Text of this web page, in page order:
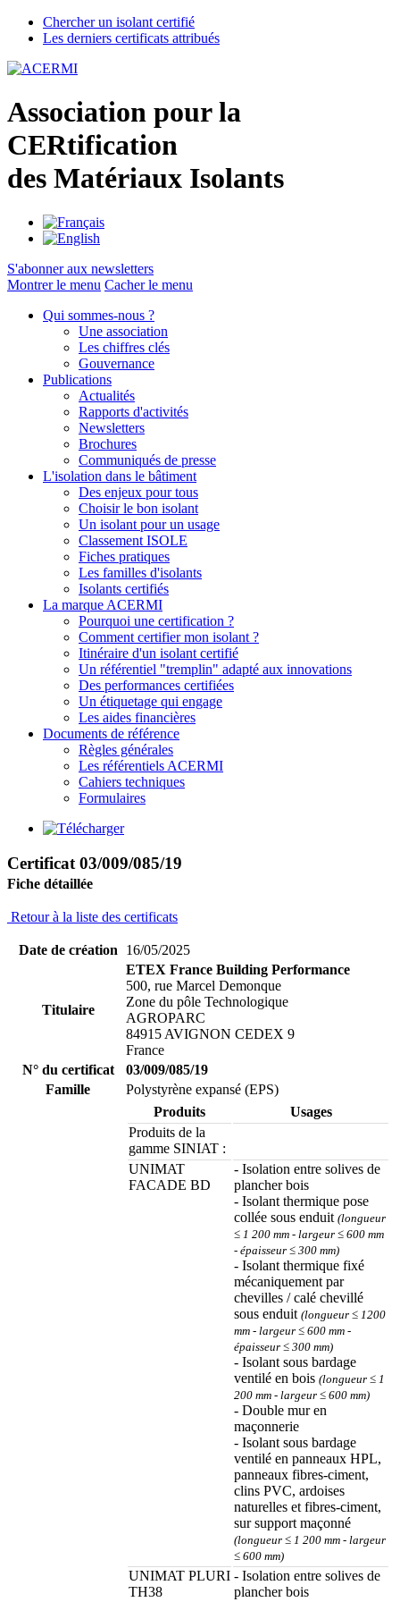
Chercher un isolant certifié
Les derniers certificats attribués
Association pour la
CERtification
des Matériaux Isolants
S'abonner aux newsletters
Montrer le menu Cacher le menu
Qui sommes-nous ?
Une association
Les chiffres clés
Gouvernance
Publications
Actualités
Rapports d'activités
Newsletters
Brochures
Communiqués de presse
L'isolation dans le bâtiment
Des enjeux pour tous
Choisir le bon isolant
Un isolant pour un usage
Classement ISOLE
Fiches pratiques
Les familles d'isolants
Isolants certifiés
La marque ACERMI
Pourquoi une certification ?
Comment certifier mon isolant ?
Itinéraire d'un isolant certifié
Un référentiel "tremplin" adapté aux innovations
Des performances certifiées
Un étiquetage qui engage
Les aides financières
Documents de référence
Règles générales
Les référentiels ACERMI
Cahiers techniques
Formulaires
Certificat 03/009/085/19
Fiche détaillée
Retour à la liste des certificats
Date de création 16/05/2025
Titulaire
ETEX France Building Performance
500, rue Marcel Demonque
Zone du pôle Technologique
AGROPARC
84915 AVIGNON CEDEX 9
France
N° du certificat
03/009/085/19
Famille
Polystyrène expansé (EPS)
Produits
Usages
Produits de la
gamme SINIAT :
UNIMAT
FACADE BD
- Isolation entre solives de
plancher bois
- Isolant thermique pose
collée sous enduit (longueur
≤ 1 200 mm - largeur ≤ 600 mm
- épaisseur ≤ 300 mm)
- Isolant thermique fixé
mécaniquement par
chevilles / calé chevillé
sous enduit (longueur ≤ 1200
mm - largeur ≤ 600 mm -
épaisseur ≤ 300 mm)
- Isolant sous bardage
ventilé en bois (longueur ≤ 1
200 mm - largeur ≤ 600 mm)
- Double mur en
maçonnerie
- Isolant sous bardage
ventilé en panneaux HPL,
panneaux fibres-ciment,
clins PVC, ardoises
naturelles et fibres-ciment,
sur support maçonné
(longueur ≤ 1 200 mm - largeur
≤ 600 mm)
UNIMAT PLURI
TH38
- Isolation entre solives de
plancher bois